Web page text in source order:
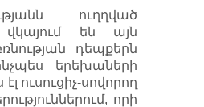
ուղղված
վկայում են այն
դեպքերն
երեխաների
ուսուցիչ-սովորող
որի